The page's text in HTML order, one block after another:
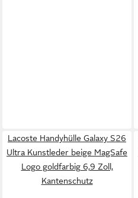
Lacoste Handyhülle Galaxy S26
Ultra Kunstleder beige MagSafe
Logo goldfarbig 6,9 Zoll,
Kantenschutz